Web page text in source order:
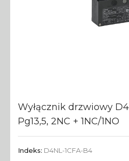
Wyłącznik drzwiowy
Pg13,5, 2NC + 1NC/1NO
Indeks: D4NL-1CFA-B4